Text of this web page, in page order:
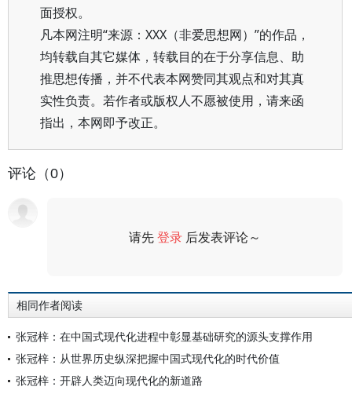
面授权。
凡本网注明“来源：XXX（非爱思想网）”的作品，
均转载自其它媒体，转载目的在于分享信息、助
推思想传播，并不代表本网赞同其观点和对其真
实性负责。若作者或版权人不愿被使用，请来函
指出，本网即予改正。
评论（0）
请先登录 后发表评论～
相同作者阅读
张冠梓：在中国式现代化进程中彰显基础研究的源头支撑作用
张冠梓：从世界历史纵深把握中国式现代化的时代价值
张冠梓：开辟人类迈向现代化的新道路